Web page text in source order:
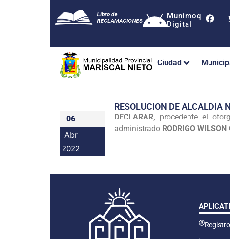
Munimoq
Digital
Ciudad
06
Abr
2022
RESOLUCION DE
DECLARAR, procedente el
administrado RODRIGO
Registro